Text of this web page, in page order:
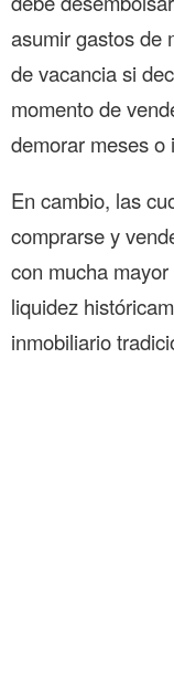
asumir gastos de
de vacancia si
momento de
demorar meses o
En cambio, las
comprarse y
con mucha
liquidez
inmobiliario